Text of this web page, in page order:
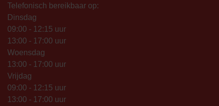
Telefonisch bereikbaar op:
Dinsdag
09:00 - 12:15 uur
13:00 - 17:00 uur
Woensdag
13:00 - 17:00 uur
Vrijdag
09:00 - 12:15 uur
13:00 - 17:00 uur